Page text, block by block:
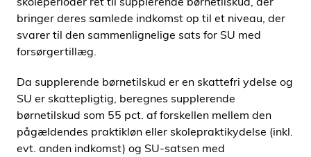
bringer deres samlede indkomst op til et niveau, der
svarer til den sammenlignelige sats for SU med
forsørgertillæg.
Da supplerende børnetilskud er en skattefri ydelse og
SU er skattepligtig, beregnes supplerende
børnetilskud som 55 pct. af forskellen mellem den
pågældendes praktikløn eller skolepraktikydelse (inkl.
evt. anden indkomst) og SU-satsen med